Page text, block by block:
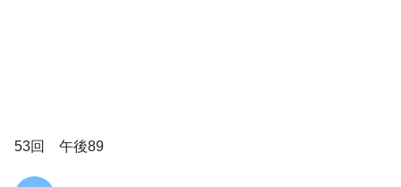
53回 午後89